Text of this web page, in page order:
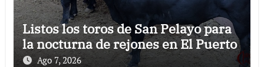
Listos los toros de San Pelayo para
la nocturna de rejones en El Puerto
Ago 7, 2026